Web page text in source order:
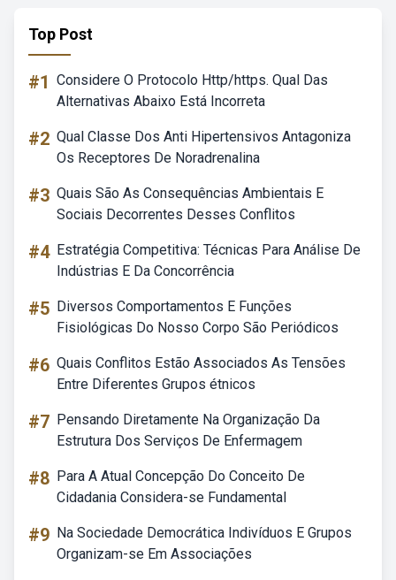
Top Post
#1 Considere O Protocolo Http/https. Qual Das
Alternativas Abaixo Está Incorreta
#2 Qual Classe Dos Anti Hipertensivos Antagoniza
Os Receptores De Noradrenalina
#3 Quais São As Consequências Ambientais E
Sociais Decorrentes Desses Conflitos
#4 Estratégia Competitiva: Técnicas Para Análise De
Indústrias E Da Concorrência
#5 Diversos Comportamentos E Funções
Fisiológicas Do Nosso Corpo São Periódicos
#6 Quais Conflitos Estão Associados As Tensões
Entre Diferentes Grupos étnicos
#7 Pensando Diretamente Na Organização Da
Estrutura Dos Serviços De Enfermagem
#8 Para A Atual Concepção Do Conceito De
Cidadania Considera-se Fundamental
#9 Na Sociedade Democrática Indivíduos E Grupos
Organizam-se Em Associações